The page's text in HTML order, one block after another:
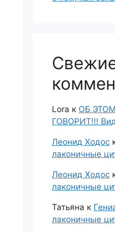
Lora к ОБ
ГОВОРИТ!!!
Леонид Ходос
лаконичные
Леонид Ходос
лаконичные
Татьяна к
лаконичные